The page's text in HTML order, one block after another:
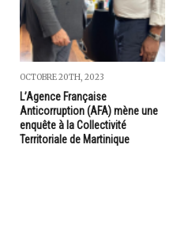
OCTOBRE 20TH, 2023
L’Agence Française
Anticorruption (AFA) mène une
enquête à la Collectivité
Territoriale de Martinique